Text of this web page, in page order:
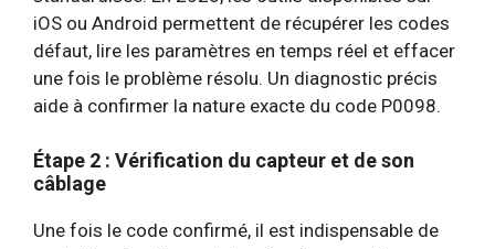
iOS ou Android permettent de récupérer les codes
défaut, lire les paramètres en temps réel et effacer
une fois le problème résolu. Un diagnostic précis
aide à confirmer la nature exacte du code P0098.
Étape 2 : Vérification du capteur et de son
câblage
Une fois le code confirmé, il est indispensable de